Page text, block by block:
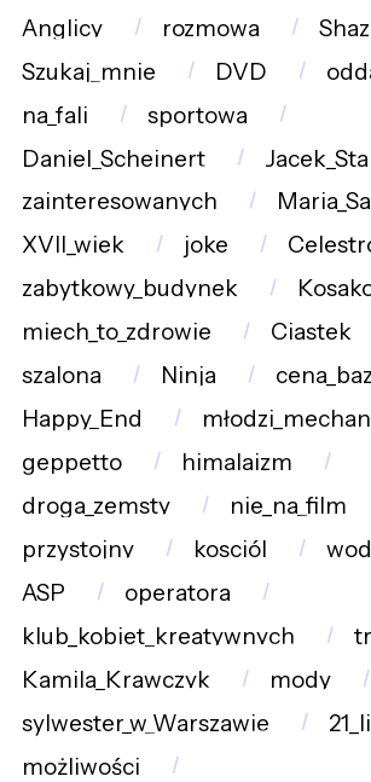
Anglicy
rozmowa
Szukaj_mnie
DVD
na_fali
sportowa
Daniel_Scheinert
zainteresowanych
XVII_wiek
joke
zabytkowy_budynek
miech_to_zdrowie
Ciastek
szalona
Ninja
Happy_End
geppetto
himalaizm
droga_zemsty
nie_na_film
przystojny
kosciól
ASP
operatora
klub_kobiet_kreatywnych
Kamila_Krawczyk
mody
sylwester_w_Warszawie
możliwości